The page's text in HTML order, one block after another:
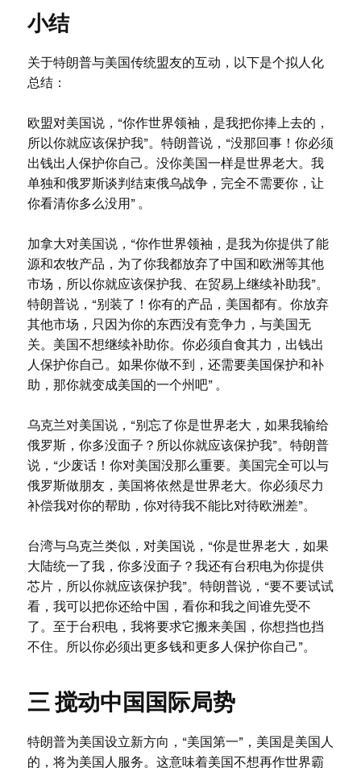
小结
关于特朗普与美国传统盟友的互动，以下是个拟人化
总结：
欧盟对美国说，“你作世界领袖，是我把你捧上去的，
所以你就应该保护我”。特朗普说，“没那回事！你必须
出钱出人保护你自己。没你美国一样是世界老大。我
单独和俄罗斯谈判结束俄乌战争，完全不需要你，让
你看清你多么没用” 。
加拿大对美国说，“你作世界领袖，是我为你提供了能
源和农牧产品，为了你我都放弃了中国和欧洲等其他
市场，所以你就应该保护我、在贸易上继续补助我”。
特朗普说，“别装了！你有的产品，美国都有。你放弃
其他市场，只因为你的东西没有竞争力，与美国无
关。美国不想继续补助你。你必须自食其力，出钱出
人保护你自己。如果你做不到，还需要美国保护和补
助，那你就变成美国的一个州吧” 。
乌克兰对美国说，“别忘了你是世界老大，如果我输给
俄罗斯，你多没面子？所以你就应该保护我”。特朗普
说，“少废话！你对美国没那么重要。美国完全可以与
俄罗斯做朋友，美国将依然是世界老大。你必须尽力
补偿我对你的帮助，你对待我不能比对待欧洲差”。
台湾与乌克兰类似，对美国说，“你是世界老大，如果
大陆统一了我，你多没面子？我还有台积电为你提供
芯片，所以你就应该保护我”。特朗普说，“要不要试试
看，我可以把你还给中国，看你和我之间谁先受不
了。至于台积电，我将要求它搬来美国，你想挡也挡
不住。所以你必须出更多钱和更多人保护你自己”。
三 搅动中国国际局势
特朗普为美国设立新方向，“美国第一”，美国是美国人
的，将为美国人服务。这意味着美国不想再作世界霸